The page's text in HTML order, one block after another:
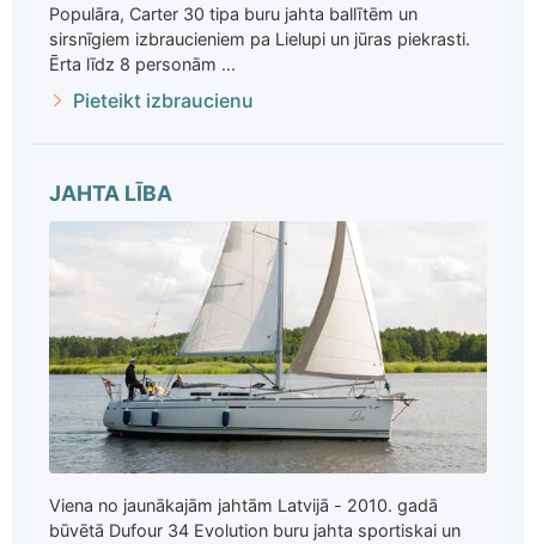
Populāra, Carter 30 tipa buru jahta ballītēm un
sirsnīgiem izbraucieniem pa Lielupi un jūras piekrasti.
Ērta līdz 8 personām ...
Pieteikt izbraucienu
JAHTA LĪBA
Viena no jaunākajām jahtām Latvijā - 2010. gadā
būvētā Dufour 34 Evolution buru jahta sportiskai un